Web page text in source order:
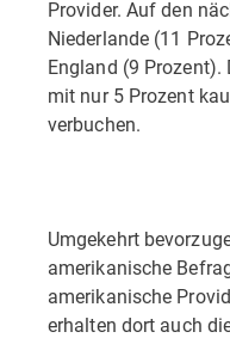
Provider. Auf den
Niederlande (11
England (9 Prozent).
mit nur 5 Prozent
verbuchen.
Umgekehrt
amerikanische
amerikanische
erhalten dort auch